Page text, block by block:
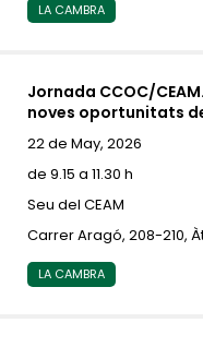
LA CAMBRA
Jornada CCOC/
noves oportunitats
22 de May, 2026
de 9.15 a 11.30 h
Seu del CEAM
Carrer Aragó, 208-210,
LA CAMBRA